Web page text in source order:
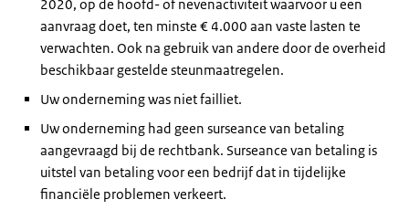
2020, op de hoofd- of nevenactiviteit waarvoor u een
aanvraag doet, ten minste € 4.000 aan vaste lasten te
verwachten. Ook na gebruik van andere door de overheid
beschikbaar gestelde steunmaatregelen.
Uw onderneming was niet failliet.
Uw onderneming had geen surseance van betaling
aangevraagd bij de rechtbank. Surseance van betaling is
uitstel van betaling voor een bedrijf dat in tijdelijke
financiële problemen verkeert.